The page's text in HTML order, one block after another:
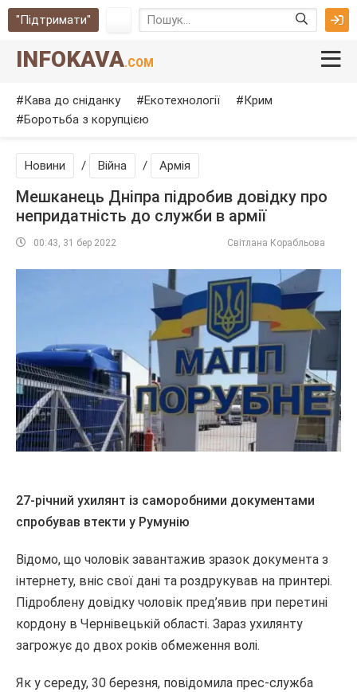
"Підтримати"
INFOKAVA.COM
Кава до сніданку Екотехнології
Крим
Боротьба з корупцією
Новини / Війна / Армія
Мешканець Дніпра підробив довідку про
непридатність до служби в армії
00:43, 31 бер 2022 Світлана Корабльова
27-річний ухилянт із саморобними документами
спробував втекти у Румунію
Відомо, що чоловік завантажив зразок документа з
інтернету, вніс свої дані та роздрукував на принтері.
Підроблену довідку чоловік пред’явив при перетині
кордону в Чернівецькій області. Зараз ухилянту
загрожує до двох років обмеження волі.
Як у середу, 30 березня, повідомила прес-служба